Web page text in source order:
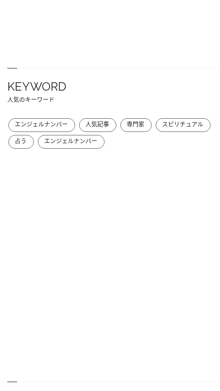
KEYWORD
人気のキーワード
エンジェルナンバー 人気記事 専門家
スピリチュアル
占う
エンジェルナンバー